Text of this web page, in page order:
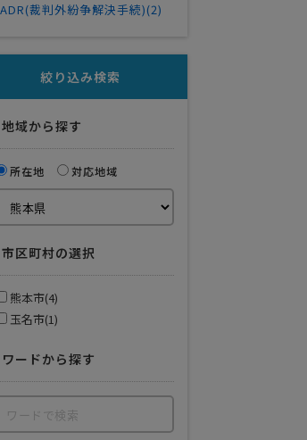
ADR(裁判外紛争解決手続)(2)
絞り込み検索
地域から探す
所在地 対応地域
市区町村の選択
熊本市(4)
玉名市(1)
ワードから探す